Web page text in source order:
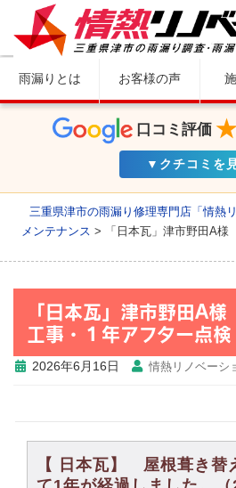
雨漏りとは お客様の声
口コミ評価
▼クチコミを
三重県津市の雨漏り修理専門店「情熱
メンテナンス >
「日本瓦」津市野田A
「日本瓦」津市野田A
工事・１年アフター点検
2026年6月16日 情熱リノベーシ
【 日本瓦】 屋根葺き替